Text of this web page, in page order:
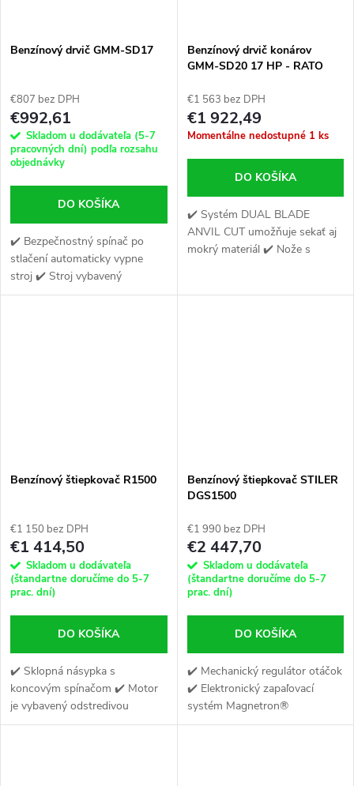
Benzínový drvič GMM-SD17
€807 bez DPH
€992,61
Skladom u dodávateľa (5-7
pracovných dní) podľa rozsahu
objednávky
DO KOŠÍKA
✔️ Bezpečnostný spínač po
stlačení automaticky vypne
stroj ✔️ Stroj vybavený
špeciálnymi pneumatickými
Benzínový drvič konárov
GMM-SD20 17 HP - RATO
€1 563 bez DPH
€1 922,49
Momentálne nedostupné 1 ks
DO KOŠÍKA
✔️ Systém DUAL BLADE
ANVIL CUT umožňuje sekať aj
mokrý materiál ✔️ Nože s
Benzínový štiepkovač R1500
€1 150 bez DPH
€1 414,50
Skladom u dodávateľa
(štandartne doručíme do 5-7
prac. dní)
DO KOŠÍKA
✔️ Sklopná násypka s
koncovým spínačom ✔️ Motor
je vybavený odstredivou
spojkou ✔️ Terénny podvozok a
Benzínový štiepkovač STILER
DGS1500
€1 990 bez DPH
€2 447,70
Skladom u dodávateľa
(štandartne doručíme do 5-7
prac. dní)
DO KOŠÍKA
✔️ Mechanický regulátor otáčok
✔️ Elektronický zapaľovací
systém Magnetron®
✔️ Technológia OHV